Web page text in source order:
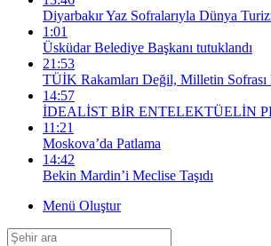
Diyarbakır Yaz Sofralarıyla Dünya
1:01
Üsküdar Belediye Başkanı tutuklandı
21:53
TÜİK Rakamları Değil, Milletin
14:57
İDEALİST BİR ENTELEKTÜELİN
11:21
Moskova’da Patlama
14:42
Bekin Mardin’i Meclise Taşıdı
Menü Oluştur